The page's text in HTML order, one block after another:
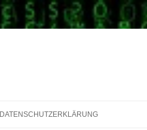
DATENSCHUTZERKLÄRUNG